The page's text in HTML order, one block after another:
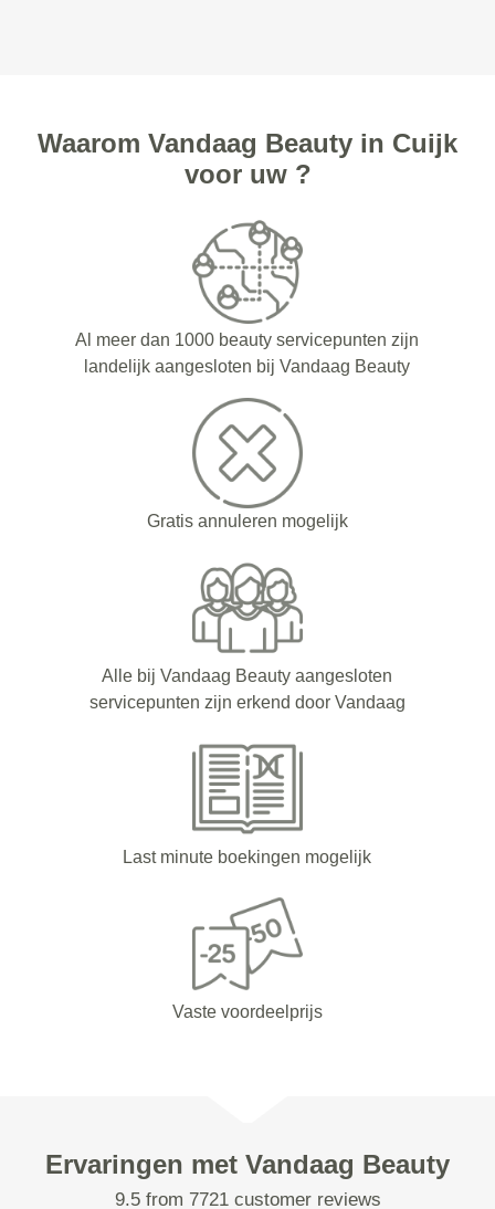
Waarom Vandaag Beauty in Cuijk
voor uw ?
Al meer dan 1000 beauty servicepunten zijn
landelijk aangesloten bij Vandaag Beauty
Gratis annuleren mogelijk
Alle bij Vandaag Beauty aangesloten
servicepunten zijn erkend door Vandaag
Last minute boekingen mogelijk
Vaste voordeelprijs
Ervaringen met Vandaag Beauty
9.5 from 7721 customer reviews